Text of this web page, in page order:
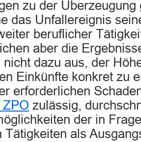
zu der
das Unfallereignis
beruflicher
aber die
dazu aus, der
Einkünfte konkret zu
erforderlichen
ZPO zulässig,
der in
Tätigkeiten als